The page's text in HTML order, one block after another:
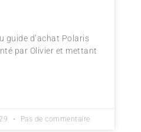
guide d’achat Polaris
par Olivier et mettant
Pas de commentaire